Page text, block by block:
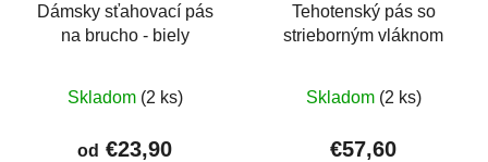
Dámsky sťahovací pás
na brucho - biely
Skladom (2 ks)
od €23,90
Tehotenský pás so
strieborným vláknom
hodnotenie
produktu
Skladom (2 ks)
€57,60